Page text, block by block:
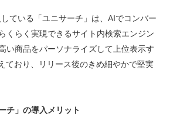
ている「ユニサーチ」は、AIでコンバー
くらく実現できるサイト内検索エンジン
い商品をパーソナライズして上位表示す
ており、リリース後のきめ細やかで堅実
チ」の導入メリット